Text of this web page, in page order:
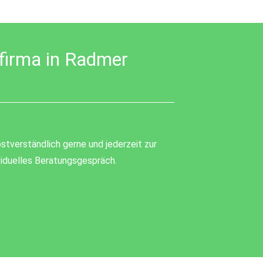
in Radmer
gerne und jederzeit zur
Beratungsgespräch.